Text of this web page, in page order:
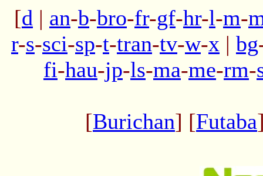
[d | an-b-bro-fr-gf-hr-l-m-
r-s-sci-sp-t-tran-tv-w-x | bg
fi-hau-jp-ls-ma-me-rm-
[Burichan] [Futaba